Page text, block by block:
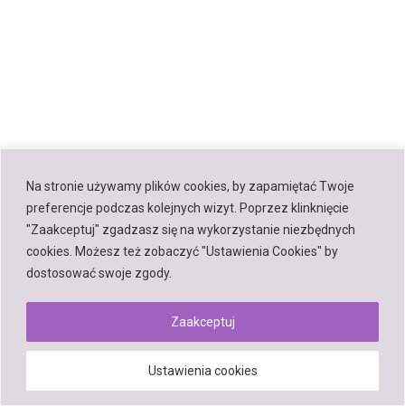
Na stronie używamy plików cookies, by zapamiętać Twoje
preferencje podczas kolejnych wizyt. Poprzez klinknięcie
"Zaakceptuj" zgadzasz się na wykorzystanie niezbędnych
cookies. Możesz też zobaczyć "Ustawienia Cookies" by
dostosować swoje zgody.
Ustawienia cookies
Zaakceptuj